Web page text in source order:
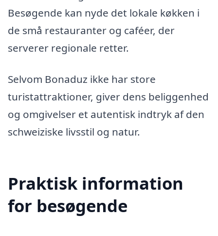
Besøgende kan nyde det lokale køkken i
de små restauranter og caféer, der
serverer regionale retter.
Selvom Bonaduz ikke har store
turistattraktioner, giver dens beliggenhed
og omgivelser et autentisk indtryk af den
schweiziske livsstil og natur.
Praktisk information
for besøgende